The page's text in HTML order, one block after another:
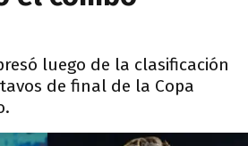
luego de la clasificación
de final de la Copa